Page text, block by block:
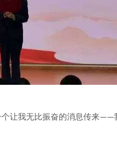
让我无比振奋的消息传来——